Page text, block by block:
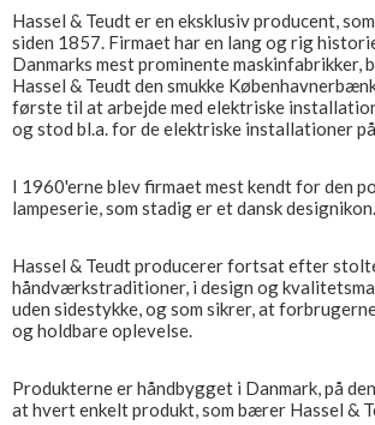
Hassel & Teudt er en eksklusiv producent,
siden 1857. Firmaet har en lang og rig
Danmarks mest prominente maskinfabrikker,
Hassel & Teudt den smukke
første til at arbejde med elektriske
og stod bl.a. for de elektriske installationer
I 1960'erne blev firmaet mest kendt for den
lampeserie, som stadig er et dansk designikon.
Hassel & Teudt producerer fortsat efter
håndværkstraditioner, i design og
uden sidestykke, og som sikrer, at
og holdbare oplevelse.
Produkterne er håndbygget i Danmark, på
at hvert enkelt produkt, som bærer Hassel &